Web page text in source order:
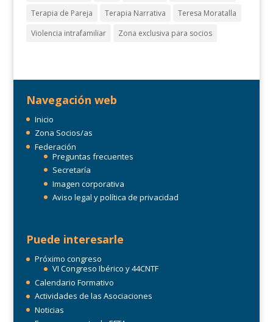
Terapia de Pareja
Terapia Narrativa
Teresa Moratalla
Violencia intrafamiliar
Zona exclusiva para socios
Navegación web
Inicio
Zona Socios/as
Federación
Preguntas frecuentes
Secretaría
Imagen corporativa
Aviso legal y política de privacidad
Puede interesarle
Próximo congreso
VI Congreso Ibérico y 44CNTF
Calendario Formativo
Actividades de las Asociaciones
Noticias